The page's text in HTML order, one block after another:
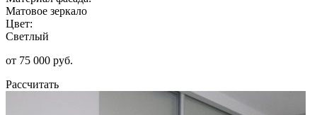
Матовое зеркало
Цвет:
Светлый
от 75 000 руб.
Рассчитать